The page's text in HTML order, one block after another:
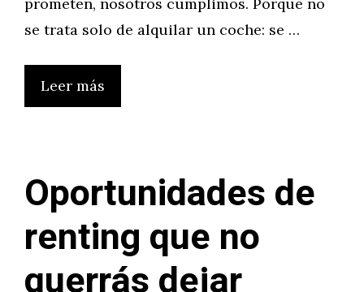
se trata solo de alquilar un coche: se …
Leer más
Oportunidades de
renting que no